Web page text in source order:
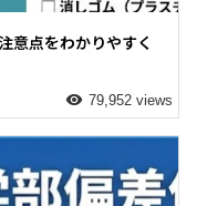
意点をわかりやすく
79,952 views